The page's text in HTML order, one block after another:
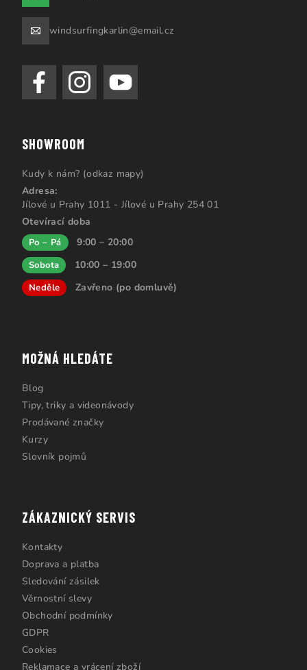
windsurfingkarlin@email.cz
SHOWROOM
Kudy k nám? (odkaz mapy)
Adresa:
Jílové u Prahy 1011 - Jílové u Prahy 254 01
Otevírací doba
Po – Pá 9:00 – 20:00
Sobota 10:00 – 19:00
Neděle Zavřeno (po domluvě)
MOŽNÁ HLEDÁTE
Blog
Tipy, triky a videonávody
Prodávané značky
Kurzy
Slovník pojmů
ZÁKAZNICKÝ SERVIS
Kontakty
Doprava a platba
Sledování zásilek
Věrnostní slevy
Obchodní podmínky
GDPR
Cookies
Reklamace a vrácení zboží